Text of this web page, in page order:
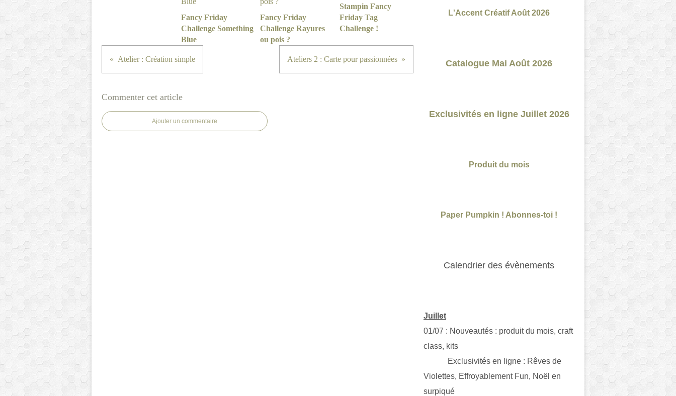
Fancy Friday
Challenge Something
Blue
Fancy Friday
Challenge Rayures
ou pois ?
Stampin Fancy
Friday Tag
Challenge !
Atelier : Création simple Ateliers 2 : Carte pour passionnées
Commenter cet article
Ajouter un commentaire
L'Accent Créatif Août 2026
Catalogue Mai Août 2026
Exclusivités en ligne Juillet 2026
Produit du mois
Paper Pumpkin ! Abonnes-toi !
Calendrier des évènements
Juillet
01/07 : Nouveautés : produit du mois, craft
class, kits
Exclusivités en ligne : Rêves de
Violettes, Effroyablement Fun, Noël en
surpiqué